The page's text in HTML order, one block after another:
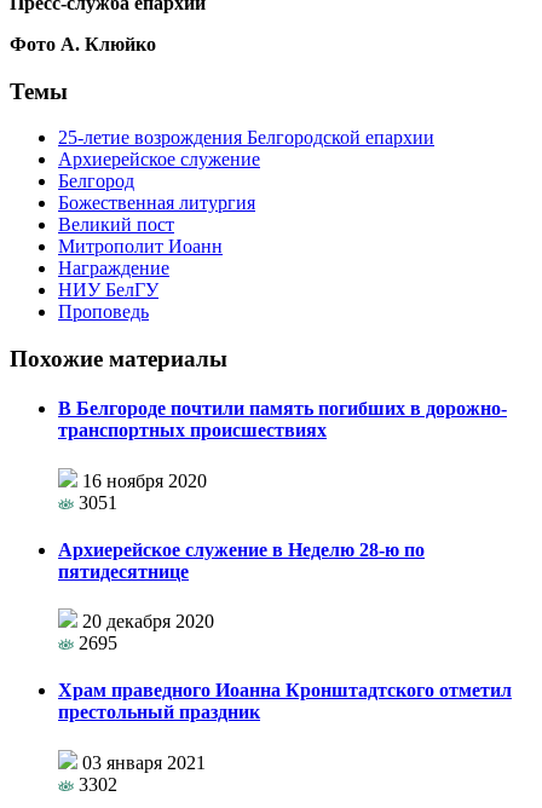
Фото А. Клюйко
Темы
25-летие возрождения Белгородской епархии
Архиерейское служение
Белгород
Божественная литургия
Великий пост
Митрополит Иоанн
Награждение
НИУ БелГУ
Проповедь
Похожие материалы
В Белгороде почтили память погибших в дорожно-
транспортных происшествиях
16 ноября 2020
3051
Архиерейское служение в Неделю 28-ю по
пятидесятнице
20 декабря 2020
2695
Храм праведного Иоанна Кронштадтского отметил
престольный праздник
03 января 2021
3302